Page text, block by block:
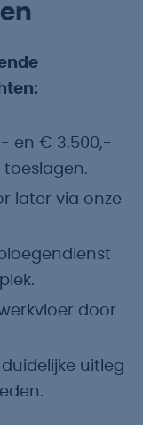
en € 3.500,-
later via onze
door
uitleg